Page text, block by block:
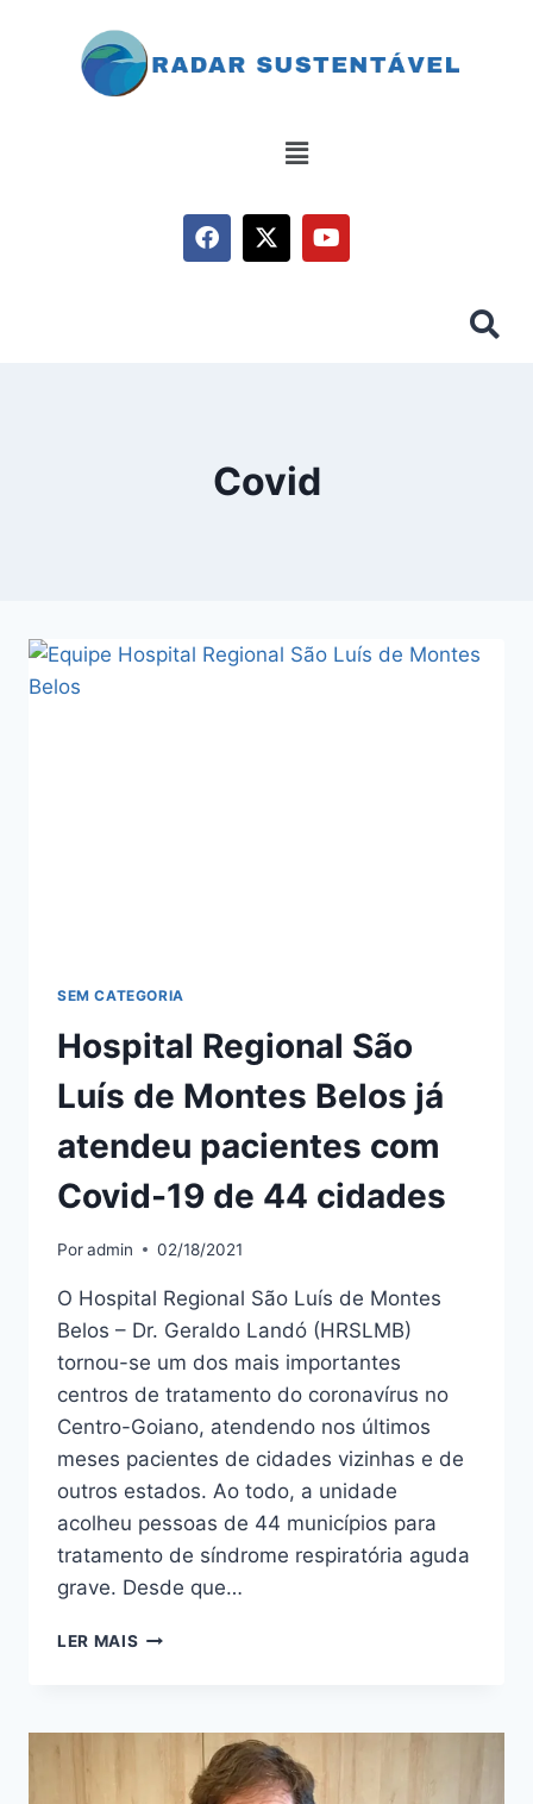
Covid
SEM CATEGORIA
Hospital Regional São
Luís de Montes Belos já
atendeu pacientes com
Covid-19 de 44 cidades
Poradmin 02/18/2021
O Hospital Regional São Luís de Montes
Belos – Dr. Geraldo Landó (HRSLMB)
tornou-se um dos mais importantes
centros de tratamento do coronavírus no
Centro-Goiano, atendendo nos últimos
meses pacientes de cidades vizinhas e de
outros estados. Ao todo, a unidade
acolheu pessoas de 44 municípios para
tratamento de síndrome respiratória aguda
grave. Desde que…
LER MAIS